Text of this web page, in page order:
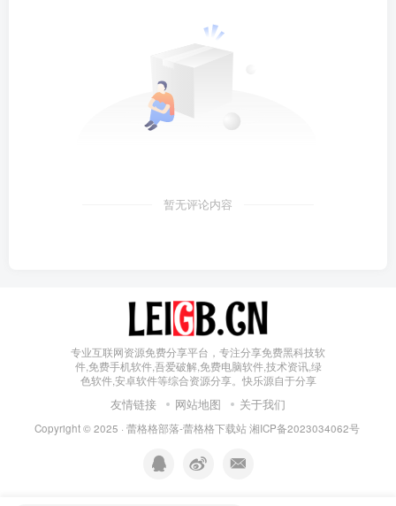
暂无评论内容
专业互联网资源免费分享平台，专注分享免费黑科技软
件,免费手机软件,吾爱破解,免费电脑软件,技术资讯,绿
色软件,安卓软件等综合资源分享。快乐源自于分享
友情链接 网站地图 关于我们
Copyright © 2025 · 蕾格格部落-蕾格格下载站 湘ICP备2023034062号